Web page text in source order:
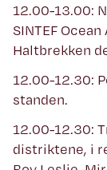
12.00-13.00:
SINTEF
Haltbrekken
12.00-12.30:
standen.
12.00-12.30:
distriktene, i